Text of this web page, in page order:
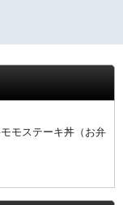
モステーキ丼（お弁
ンです。（朝食は